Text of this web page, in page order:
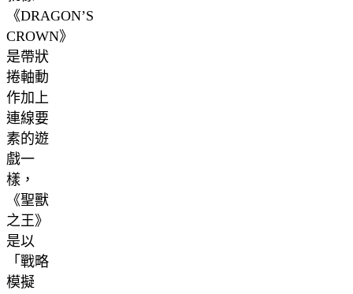
《DRAGON’S
CROWN》
是帶狀
捲軸動
作加上
連線要
素的遊
戲一
樣，
《聖獸
之王》
是以
「戰略
模擬